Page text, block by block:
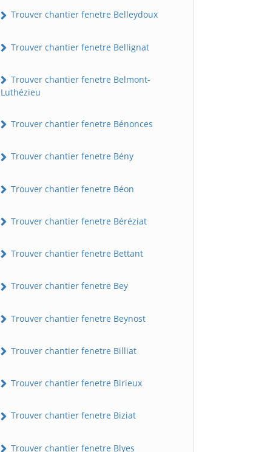
Trouver chantier fenetre Belleydoux
Trouver chantier fenetre Bellignat
Trouver chantier fenetre Belmont-
Luthézieu
Trouver chantier fenetre Bénonces
Trouver chantier fenetre Bény
Trouver chantier fenetre Béon
Trouver chantier fenetre Béréziat
Trouver chantier fenetre Bettant
Trouver chantier fenetre Bey
Trouver chantier fenetre Beynost
Trouver chantier fenetre Billiat
Trouver chantier fenetre Birieux
Trouver chantier fenetre Biziat
Trouver chantier fenetre Blyes